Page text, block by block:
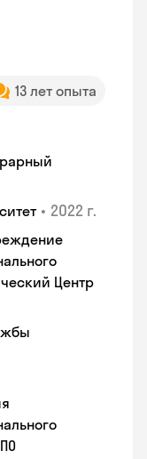
13 лет опыта
• 2022 г.
Центр